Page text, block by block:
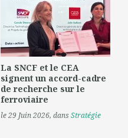
La SNCF et le CEA
signent un accord-cadre
de recherche sur le
ferroviaire
le 29 Juin 2026, dansStratégie